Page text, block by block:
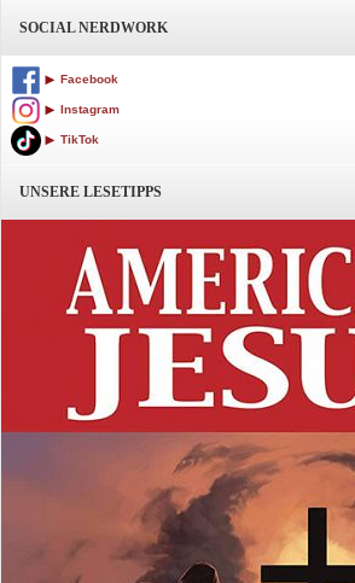
SOCIAL NERDWORK
Facebook
Instagram
TikTok
UNSERE LESETIPPS